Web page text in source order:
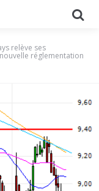
relève ses
réglementation